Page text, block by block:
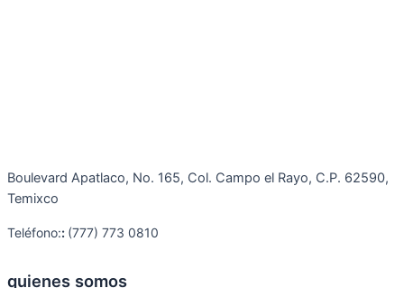
Boulevard Apatlaco, No. 165, Col. Campo el Rayo, C.P. 62590,
Temixco
Teléfono:: (777) 773 0810
quienes somos